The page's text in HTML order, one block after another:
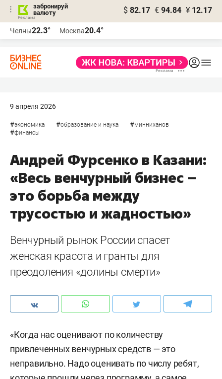
забронируй
валюту
$ 82.17 € 94.84 ¥ 12.17
Челны22.3° Москва20.4°
9 апреля 2026
#экономика #образование и наука #минниханов
#финансы
Андрей Фурсенко в Казани:
«Весь венчурный бизнес –
это борьба между
трусостью и жадностью»
Венчурный рынок России спасет
женская красота и гранты для
преодоления «долины смерти»
«Когда нас оценивают по количеству
привлеченных венчурных средств — это
неправильно. Надо оценивать по числу ребят,